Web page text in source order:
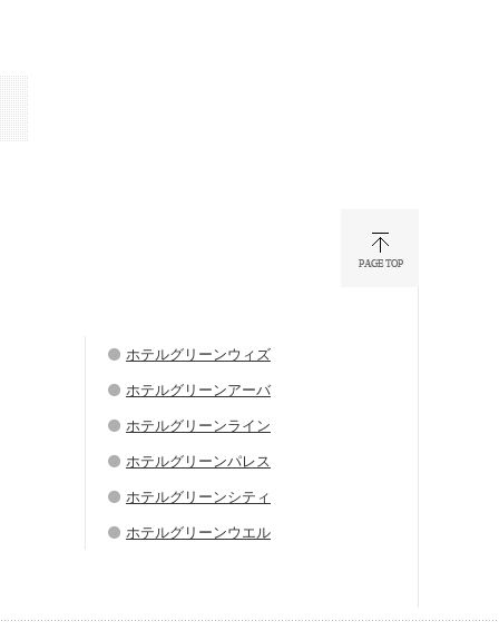
ホテルグリーンウィズ
ホテルグリーンアーバ
ホテルグリーンライン
ホテルグリーンパレス
ホテルグリーンシティ
ホテルグリーンウエル